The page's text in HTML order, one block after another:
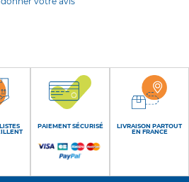
PAIEMENT SÉCURISÉ
LIVRAISON PARTOUT
EN FRANCE